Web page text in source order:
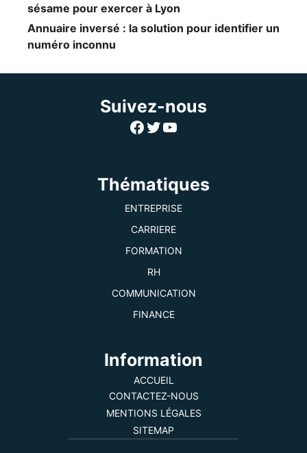
sésame pour exercer à Lyon
Annuaire inversé : la solution pour identifier un
numéro inconnu
Suivez-nous
Facebook
Twitter
YouTube
Thématiques
ENTREPRISE
CARRIERE
FORMATION
RH
COMMUNICATION
FINANCE
Information
ACCUEIL
CONTACTEZ-NOUS
MENTIONS LÉGALES
SITEMAP